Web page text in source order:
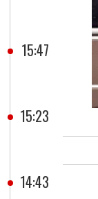
15:47
15:23
14:43